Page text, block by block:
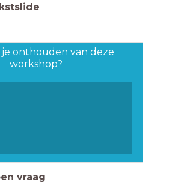
onthouden van deze
workshop?
vraag